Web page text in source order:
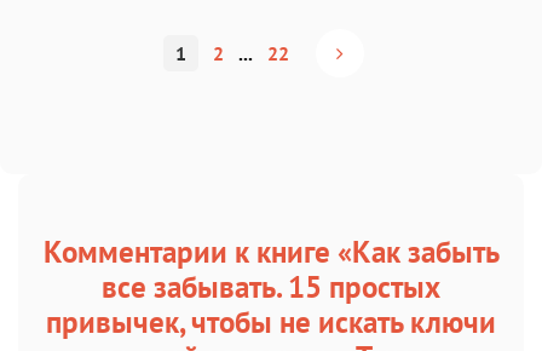
1 2 ... 22
Комментарии к книге «Как забыть
все забывать. 15 простых
привычек, чтобы не искать ключи